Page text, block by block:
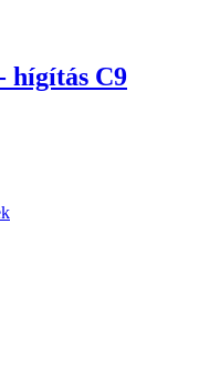
hígítás C9